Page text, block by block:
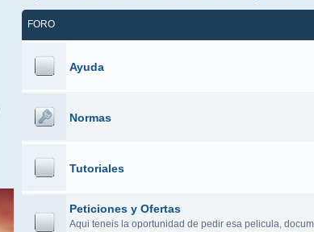
FORO
Ayuda
Normas
Tutoriales
Peticiones y Ofertas
Aqui teneis la oportunidad de pedir esa pelicula,